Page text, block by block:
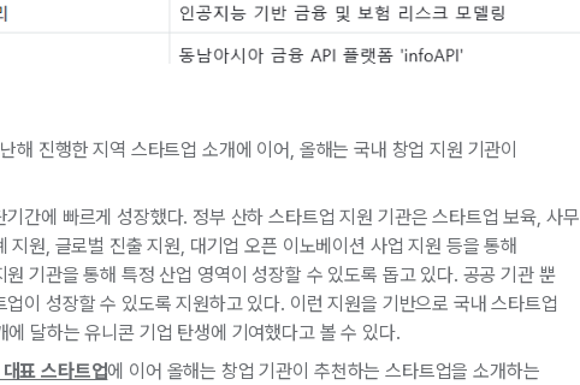
진행한 지역 스타트업 소개에 이어, 올해는 국내 창업 지원 기관이
간에 빠르게 성장했다. 정부 산하 스타트업 지원 기관은 스타트업 보육, 사무
원, 글로벌 진출 지원, 대기업 오픈 이노베이션 사업 지원 등을 통해
기관을 통해 특정 산업 영역이 성장할 수 있도록 돕고 있다. 공공 기관 뿐
이 성장할 수 있도록 지원하고 있다. 이런 지원을 기반으로 국내 스타트업
달하는 유니콘 기업 탄생에 기여했다고 볼 수 있다.
표 스타트업에 이어 올해는 창업 기관이 추천하는 스타트업을 소개하는